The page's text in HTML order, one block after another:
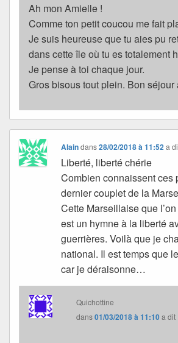
Ah mon Amielle !
Comme ton petit coucou me fait
Je suis heureuse que tu aies pu
dans cette île où tu es totalement
Je pense à toi chaque jour.
Gros bisous tout plein. Bon séjour
Alaindans28/02/2018 à 11:52 a
Liberté, liberté chérie
Combien connaissent ces
dernier couplet de la
Cette Marseillaise que
est un hymne à la liberté
guerrières. Voilà que je
national. Il est temps que
car je déraisonne…
Quichottine
dans01/03/2018 à 11:10a dit